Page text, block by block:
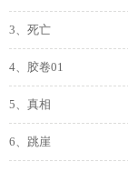
3、死亡
4、胶卷01
5、真相
6、跳崖